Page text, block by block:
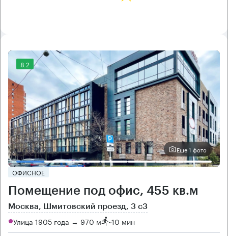
8.2
Еще 1 фото
ОФИСНОЕ
Помещение под офис, 455 кв.м
Москва, Шмитовский проезд, 3 с3
Улица 1905 года → 970 м ~10 мин